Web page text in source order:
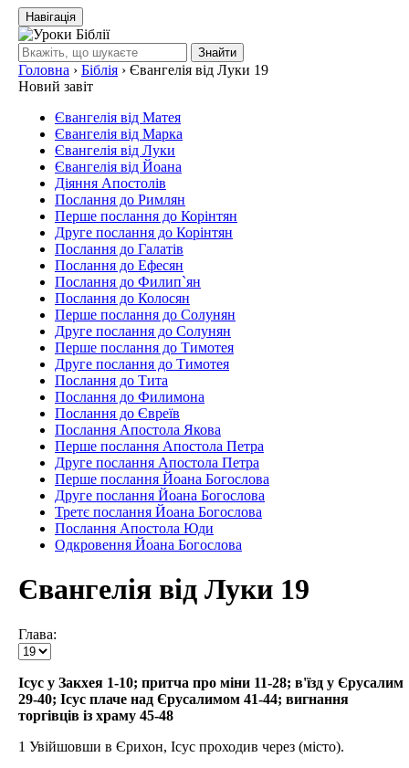
Навігація
Знайти
Головна › Біблія › Євангелія від Луки 19
Новий завіт
Євангелія від Матея
Євангелія від Марка
Євангелія від Луки
Євангелія від Йоана
Діяння Апостолів
Послання до Римлян
Перше послання до Корінтян
Друге послання до Корінтян
Послання до Галатів
Послання до Ефесян
Послання до Филип`ян
Послання до Колосян
Перше послання до Солунян
Друге послання до Солунян
Перше послання до Тимотея
Друге послання до Тимотея
Послання до Тита
Послання до Филимона
Послання до Євреїв
Послання Апостола Якова
Перше послання Апостола Петра
Друге послання Апостола Петра
Перше послання Йоана Богослова
Друге послання Йоана Богослова
Третє послання Йоана Богослова
Послання Апостола Юди
Одкровення Йоана Богослова
Євангелія від Луки 19
Глава:
Ісус у Закхея 1-10; притча про міни 11-28; в'їзд у Єрусалим
29-40; Ісус плаче над Єрусалимом 41-44; вигнання
торгівців із храму 45-48
1 Увійшовши в Єрихон, Ісус проходив через (місто).